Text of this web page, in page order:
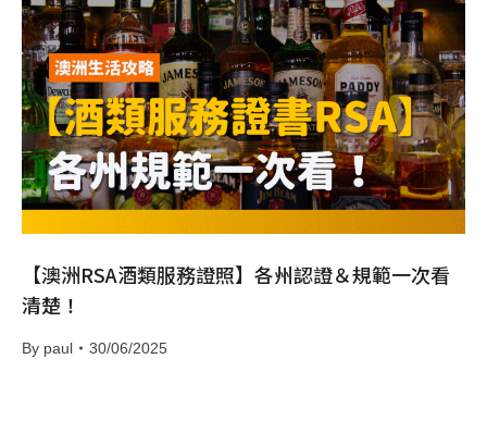
【澳洲RSA酒類服務證照】各州認證＆規範一次看
清楚！
By paul 30/06/2025